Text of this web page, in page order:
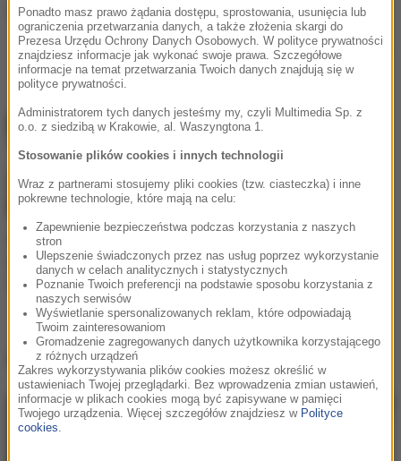
Sunrise Festival 2018!
Robin Schulz & David
Guetta - Shed A Light i
Sean Paul feat. Dua Lipa -
No Lie!
Robin Schulz: Sugar w
wersji Creamfields &
Ushuaia
Robin Schulzw
Ponadto masz prawo żądania dostępu, sprostowania, usunięcia lub
ograniczenia przetwarzania danych, a także złożenia skargi do
Prezesa Urzędu Ochrony Danych Osobowych. W polityce prywatności
znajdziesz informacje jak wykonać swoje prawa. Szczegółowe
informacje na temat przetwarzania Twoich danych znajdują się w
polityce prywatności.
Administratorem tych danych jesteśmy my, czyli Multimedia Sp. z
o.o. z siedzibą w Krakowie, al. Waszyngtona 1.
Stosowanie plików cookies i innych technologii
Wraz z partnerami stosujemy pliki cookies (tzw. ciasteczka) i inne
pokrewne technologie, które mają na celu:
Zapewnienie bezpieczeństwa podczas korzystania z naszych
stron
Ulepszenie świadczonych przez nas usług poprzez wykorzystanie
danych w celach analitycznych i statystycznych
Poznanie Twoich preferencji na podstawie sposobu korzystania z
naszych serwisów
Wyświetlanie spersonalizowanych reklam, które odpowiadają
Twoim zainteresowaniom
Gromadzenie zagregowanych danych użytkownika korzystającego
z różnych urządzeń
Zakres wykorzystywania plików cookies możesz określić w
ustawieniach Twojej przeglądarki. Bez wprowadzenia zmian ustawień,
informacje w plikach cookies mogą być zapisywane w pamięci
Twojego urządzenia. Więcej szczegółów znajdziesz w Polityce
cookies